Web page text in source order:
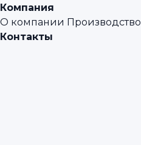
Компания
О компании Производство
Контакты